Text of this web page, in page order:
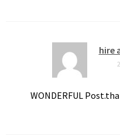
hire
WONDERFUL